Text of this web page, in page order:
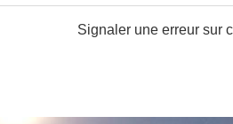
Signaler une erreur sur